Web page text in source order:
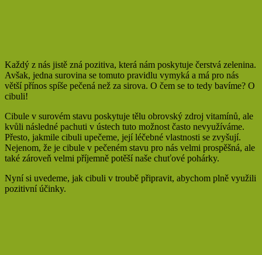
Každý z nás jistě zná pozitiva, která nám poskytuje čerstvá zelenina.
Avšak, jedna surovina se tomuto pravidlu vymyká a má pro nás
větší přínos spíše pečená než za sirova. O čem se to tedy bavíme? O
cibuli!
Cibule v surovém stavu poskytuje tělu obrovský zdroj vitamínů, ale
kvůli následné pachuti v ústech tuto možnost často nevyužíváme.
Přesto, jakmile cibuli upečeme, její léčebné vlastnosti se zvyšují.
Nejenom, že je cibule v pečeném stavu pro nás velmi prospěšná, ale
také zároveň velmi příjemně potěší naše chuťové pohárky.
Nyní si uvedeme, jak cibuli v troubě připravit, abychom plně využili
pozitivní účinky.